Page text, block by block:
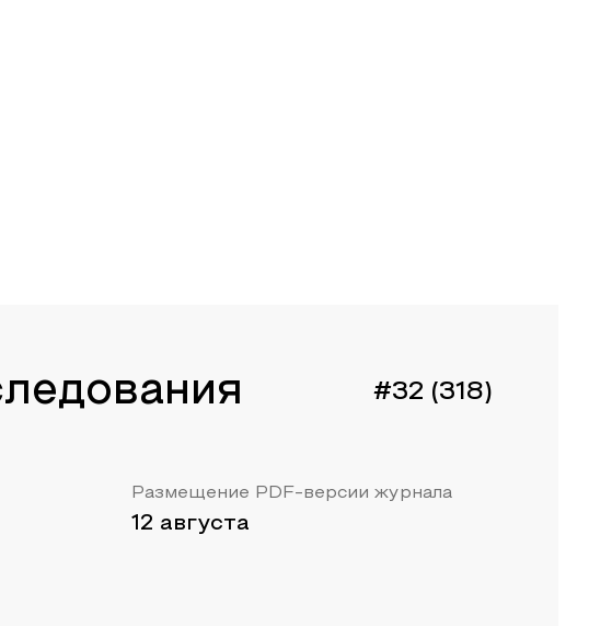
#32 (318)
Размещение PDF-версии журнала
12 августа